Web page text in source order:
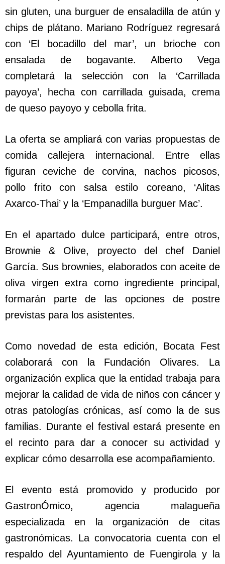
sin gluten, una burguer de ensaladilla de atún y
chips de plátano. Mariano Rodríguez regresará
con ‘El bocadillo del mar’, un brioche con
ensalada de bogavante. Alberto Vega
completará la selección con la ‘Carrillada
payoya’, hecha con carrillada guisada, crema
de queso payoyo y cebolla frita.
La oferta se ampliará con varias propuestas de
comida callejera internacional. Entre ellas
figuran ceviche de corvina, nachos picosos,
pollo frito con salsa estilo coreano, ‘Alitas
Axarco-Thai’ y la ‘Empanadilla burguer Mac’.
En el apartado dulce participará, entre otros,
Brownie & Olive, proyecto del chef Daniel
García. Sus brownies, elaborados con aceite de
oliva virgen extra como ingrediente principal,
formarán parte de las opciones de postre
previstas para los asistentes.
Como novedad de esta edición, Bocata Fest
colaborará con la Fundación Olivares. La
organización explica que la entidad trabaja para
mejorar la calidad de vida de niños con cáncer y
otras patologías crónicas, así como la de sus
familias. Durante el festival estará presente en
el recinto para dar a conocer su actividad y
explicar cómo desarrolla ese acompañamiento.
El evento está promovido y producido por
GastronÓmico, agencia malagueña
especializada en la organización de citas
gastronómicas. La convocatoria cuenta con el
respaldo del Ayuntamiento de Fuengirola y la